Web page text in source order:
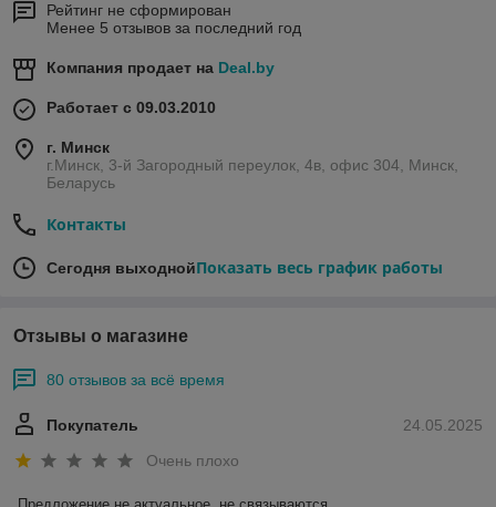
Рейтинг не сформирован
Менее 5 отзывов за последний год
Компания продает на Deal.by
Работает с 09.03.2010
г. Минск
г.Минск, 3-й Загородный переулок, 4в, офис 304, Минск,
Беларусь
Контакты
Сегодня выходнойПоказать весь график работы
Отзывы о магазине
80 отзывов за всё время
24.05.2025
Покупатель
Очень плохо